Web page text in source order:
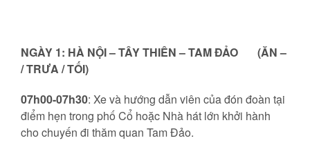
NGÀY 1: HÀ NỘI – TÂY THIÊN – TAM ĐẢO (ĂN –
/ TRƯA / TỐI)
07h00-07h30: Xe và hướng dẫn viên của đón đoàn tại
điểm hẹn trong phố Cổ hoặc Nhà hát lớn khởi hành
cho chuyến đi thăm quan Tam Đảo.